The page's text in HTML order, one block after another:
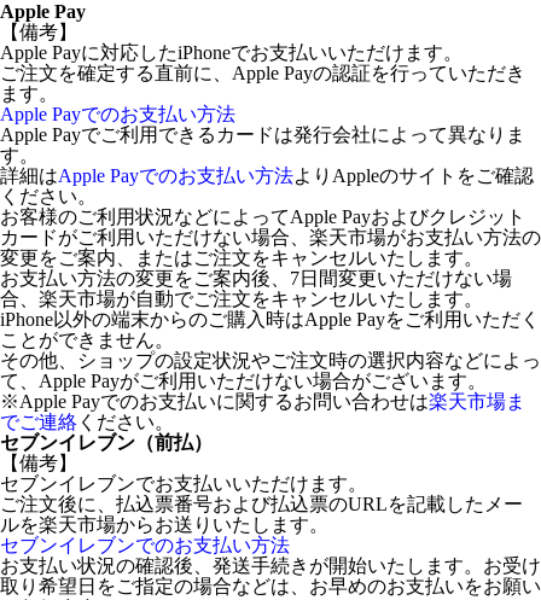
Apple Pay
【備考】
Apple Payに対応したiPhoneでお支払いいただけます。
ご注文を確定する直前に、Apple Payの認証を行っていただき
ます。
Apple Payでのお支払い方法
Apple Payでご利用できるカードは発行会社によって異なりま
す。
詳細はApple Payでのお支払い方法よりAppleのサイトをご確認
ください。
お客様のご利用状況などによってApple Payおよびクレジット
カードがご利用いただけない場合、楽天市場がお支払い方法の
変更をご案内、またはご注文をキャンセルいたします。
お支払い方法の変更をご案内後、7日間変更いただけない場
合、楽天市場が自動でご注文をキャンセルいたします。
iPhone以外の端末からのご購入時はApple Payをご利用いただく
ことができません。
その他、ショップの設定状況やご注文時の選択内容などによっ
て、Apple Payがご利用いただけない場合がございます。
※Apple Payでのお支払いに関するお問い合わせは楽天市場ま
でご連絡 ください。
セブンイレブン（前払）
【備考】
セブンイレブンでお支払いいただけます。
ご注文後に、払込票番号および払込票のURLを記載したメー
ルを楽天市場からお送りいたします。
セブンイレブンでのお支払い方法
お支払い状況の確認後、発送手続きが開始いたします。お受け
取り希望日をご指定の場合などは、お早めのお支払いをお願い